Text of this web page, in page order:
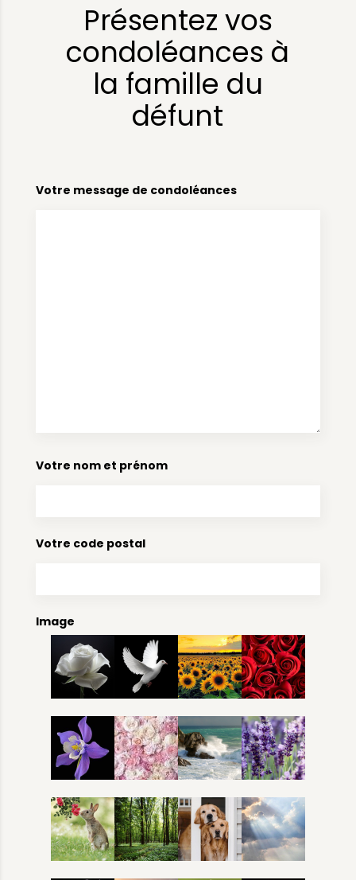
Présentez vos
condoléances à
la famille du
défunt
Votre message de condoléances
Votre nom et prénom
Votre code postal
Image